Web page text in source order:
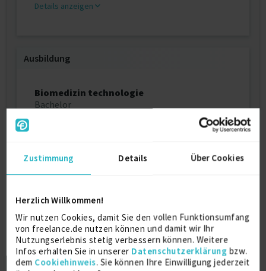
Zustimmung Details Über Cookies
Herzlich Willkommen!
Wir nutzen Cookies, damit Sie den vollen Funktionsumfang
von freelance.de nutzen können und damit wir Ihr
Nutzungserlebnis stetig verbessern können. Weitere
Infos erhalten Sie in unserer Datenschutzerklärung bzw.
dem Cookiehinweis. Sie können Ihre Einwilligung jederzeit
Details anzeigen
Ausbildung
Biomedizin technologie
Bachelor
automatisierte ,Dokumentation von Manuellen
Testfällen in Jira
. Durchführung von Test in SAP HANA und Rest API-
Test